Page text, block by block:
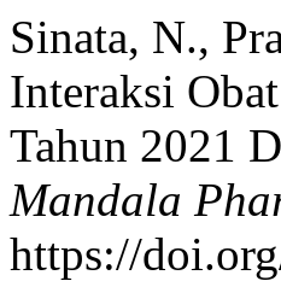
Sinata, N.,
Interaksi
Tahun 2021
Mandala
https://